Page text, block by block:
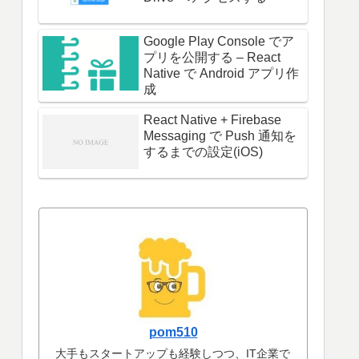
Google Play Console でア
プリを公開する – React
Native で Android アプリ作
成
React Native + Firebase
Messaging で Push 通知を
するまでの設定(iOS)
pom510
大手もスタートアップも経験しつつ、IT企業で